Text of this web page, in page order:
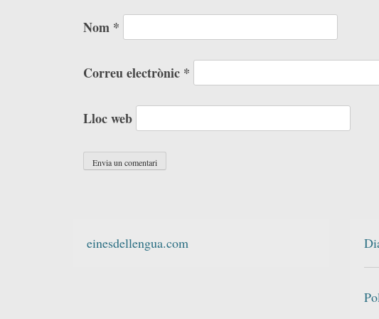
Nom *
Correu electrònic *
Lloc web
einesdellengua.com